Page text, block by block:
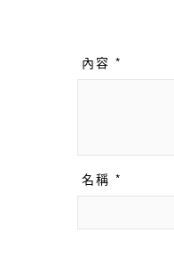
內容 *
名稱 *